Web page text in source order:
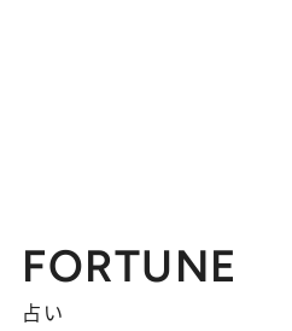
FORTUNE
占い